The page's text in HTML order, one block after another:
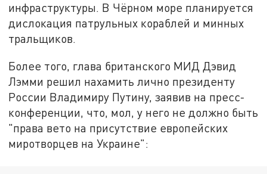
инфраструктуры. В Чёрном море планируется
дислокация патрульных кораблей и минных
тральщиков.
Более того, глава британского МИД Дэвид
Лэмми решил нахамить лично президенту
России Владимиру Путину, заявив на пресс-
конференции, что, мол, у него не должно быть
"права вето на присутствие европейских
миротворцев на Украине":